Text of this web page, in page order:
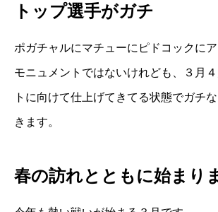
トップ選手がガチ
ポガチャルにマチューにピドコックにア
モニュメントではないけれども、３月
トに向けて仕上げてきてる状態でガチ
きます。
春の訪れとともに始まり